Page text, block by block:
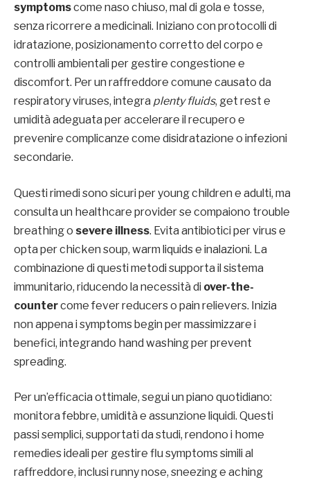
symptomscome naso chiuso, mal di gola e tosse,
senza ricorrere a medicinali. Iniziano con protocolli di
idratazione, posizionamento corretto del corpo e
controlli ambientali per gestire congestione e
discomfort. Per un raffreddore comune causato da
respiratory viruses, integra plenty fluids, get rest e
umidità adeguata per accelerare il recupero e
prevenire complicanze come disidratazione o infezioni
secondarie.
Questi rimedi sono sicuri per young children e adulti, ma
consulta un healthcare provider se compaiono trouble
breathing o severe illness. Evita antibiotici per virus e
opta per chicken soup, warm liquids e inalazioni. La
combinazione di questi metodi supporta il sistema
immunitario, riducendo la necessità di over-the-
countercome fever reducers o pain relievers. Inizia
non appena i symptoms begin per massimizzare i
benefici, integrando hand washing per prevent
spreading.
Per un’efficacia ottimale, segui un piano quotidiano:
monitora febbre, umidità e assunzione liquidi. Questi
passi semplici, supportati da studi, rendono i home
remedies ideali per gestire flu symptoms simili al
raffreddore, inclusi runny nose, sneezing e aching